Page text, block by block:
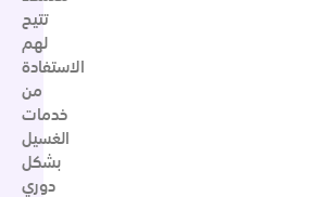
تتيح
لهم
الاستفادة
من
خدمات
الغسيل
بشكل
دوري